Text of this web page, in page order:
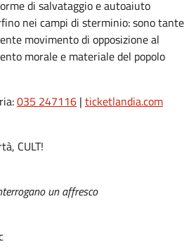
di salvataggio e autoaiuto
nei campi di sterminio: sono tante
movimento di opposizione al
morale e materiale del popolo
035 247116 | ticketlandia.com
CULT!
un affresco